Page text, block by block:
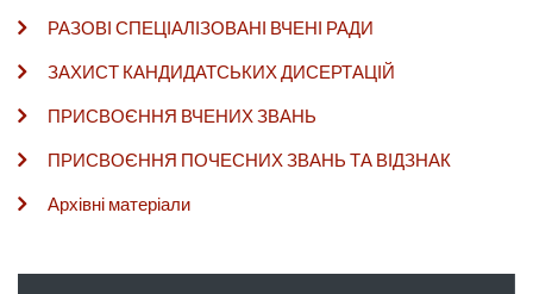
РАЗОВІ СПЕЦІАЛІЗОВАНІ ВЧЕНІ РАДИ
ЗАХИСТ КАНДИДАТСЬКИХ ДИСЕРТАЦІЙ
ПРИСВОЄННЯ ВЧЕНИХ ЗВАНЬ
ПРИСВОЄННЯ ПОЧЕСНИХ ЗВАНЬ ТА ВІДЗНАК
Архівні матеріали